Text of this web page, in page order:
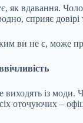
як вдавання.
сприяє довірі
ви не є, може
виходять із моди.
оточуючих –